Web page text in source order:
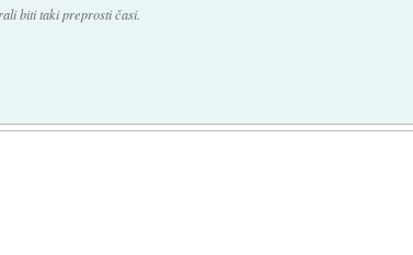
biti taki preprosti časi.